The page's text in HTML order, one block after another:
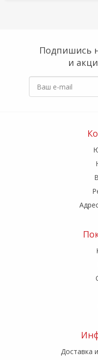
Подпишись
и
Доставка